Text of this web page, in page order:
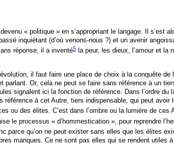
« politique » en s’appropriant le langage. Il s’est
inquiétant (d’où venons-nous ?) et un avenir
réponse, il a inventé5 la peur, les dieux, l’amour et la
il faut faire une place de choix à la conquête de
parlant. Or, cela ne peut se faire sans référence à un
signalent ici la fonction de référence. Dans l’ordre du
à cet Autre, tiers indispensable, qui peut avoir
ou des élites. C’est dans l’ombre ou la lumière de ces
le processus « d’hommestication », pour reprendre
parce qu’on ne peut exister sans elles que les élites
manques. Ce ne sont pas elles qui se rendent utiles